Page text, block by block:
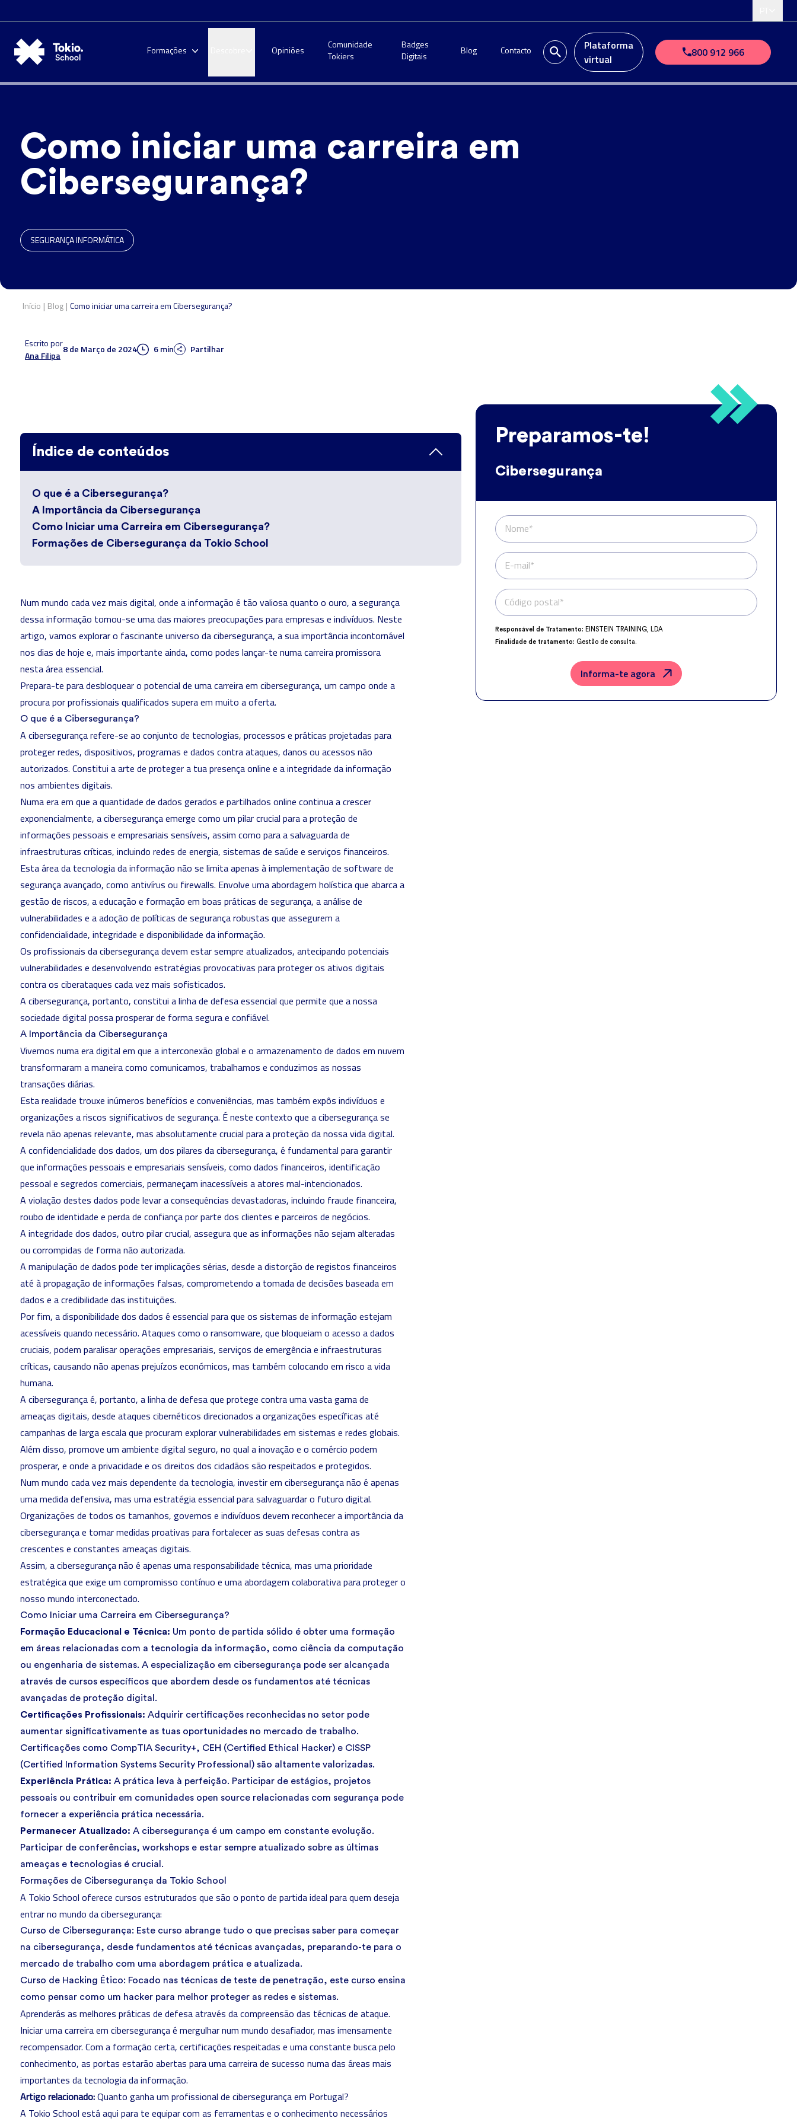
Formações Opiniões
Comunidade
Tokiers
Badges
Digitais
Blog Contacto
Plataforma
virtual
800 912 966
Como iniciar uma carreira em
Cibersegurança?
SEGURANÇA INFORMÁTICA
Início | Blog | Como iniciar uma carreira em Cibersegurança?
Escrito por
Ana Filipa
8 de Março de 2024 6 min Partilhar
Índice de conteúdos
O que é a Cibersegurança?
A Importância da Cibersegurança
Como Iniciar uma Carreira em Cibersegurança?
Formações de Cibersegurança da Tokio School
Num mundo cada vez mais digital, onde a informação é tão valiosa quanto o ouro, a segurança
dessa informação tornou-se uma das maiores preocupações para empresas e indivíduos. Neste
artigo, vamos explorar o fascinante universo da cibersegurança, a sua importância incontornável
nos dias de hoje e, mais importante ainda, como podes lançar-te numa carreira promissora
nesta área essencial.
Prepara-te para desbloquear o potencial de umacarreira em cibersegurança, um campo onde a
procura por profissionais qualificados supera em muito a oferta.
O que é a Cibersegurança?
A cibersegurançarefere-se ao conjunto de tecnologias, processos e práticas projetadas para
proteger redes, dispositivos, programas e dados contra ataques, danos ou acessos não
autorizados. Constitui a arte de proteger a tua presença online e a integridade da informação
nos ambientes digitais.
Numa era em que a quantidade de dados gerados e partilhados online continua a crescer
exponencialmente, a cibersegurança emerge como um pilar crucial para a proteção de
informações pessoais e empresariais sensíveis, assim como para a salvaguarda de
infraestruturas críticas, incluindo redes de energia, sistemas de saúde e serviços financeiros.
Esta área da tecnologia da informação não se limita apenas à implementação de software de
segurança avançado, como antivírus ou firewalls. Envolve uma abordagem holística que abarca a
gestão de riscos, a educação e formação em boas práticas de segurança, a análise de
vulnerabilidades e a adoção de políticas de segurança robustas que assegurem a
confidencialidade, integridade e disponibilidade da informação.
Os profissionais da cibersegurançadevem estar sempre atualizados, antecipando potenciais
vulnerabilidades e desenvolvendo estratégias provocativas para proteger os ativos digitais
contra os ciberataques cada vez mais sofisticados.
A cibersegurança, portanto, constitui a linha de defesa essencial que permite que a nossa
sociedade digital possa prosperar de forma segura e confiável.
A Importância da Cibersegurança
Vivemos numa era digital em que a interconexão global e o armazenamento de dados em nuvem
transformaram a maneira como comunicamos, trabalhamos e conduzimos as nossas
transações diárias.
Esta realidade trouxe inúmeros benefícios e conveniências, mas também expôs indivíduos e
organizações a riscos significativos de segurança. É neste contexto que a cibersegurança se
revela não apenas relevante, mas absolutamente crucial para a proteção da nossa vida digital.
A confidencialidade dos dados, um dos pilares da cibersegurança, é fundamental para garantir
que informações pessoais e empresariais sensíveis, como dados financeiros, identificação
pessoal e segredos comerciais, permaneçam inacessíveis a atores mal-intencionados.
A violação destes dados pode levar a consequências devastadoras, incluindo fraude financeira,
roubo de identidade e perda de confiança por parte dos clientes e parceiros de negócios.
A integridade dos dados, outro pilar crucial, assegura que as informações não sejam alteradas
ou corrompidas de forma não autorizada.
A manipulação de dados pode ter implicações sérias, desde a distorção de registos financeiros
até à propagação de informações falsas, comprometendo a tomada de decisões baseada em
dados e a credibilidade das instituições.
Por fim, a disponibilidade dos dados é essencial para que os sistemas de informação estejam
acessíveis quando necessário. Ataques como o ransomware, que bloqueiam o acesso a dados
cruciais, podem paralisar operações empresariais, serviços de emergência e infraestruturas
críticas, causando não apenas prejuízos económicos, mas também colocando em risco a vida
humana.
A cibersegurança é, portanto, a linha de defesa que protege contra uma vasta gama de
ameaças digitais, desde ataques cibernéticos direcionados a organizações específicas até
campanhas de larga escala que procuram explorar vulnerabilidades em sistemas e redes globais.
Além disso, promove um ambiente digital seguro, no qual a inovação e o comércio podem
prosperar, e onde a privacidade e os direitos dos cidadãos são respeitados e protegidos.
Num mundo cada vez mais dependente da tecnologia, investir em cibersegurança não é apenas
uma medida defensiva, mas uma estratégia essencial para salvaguardar o futuro digital.
Organizações de todos os tamanhos, governos e indivíduos devem reconhecer a importância da
cibersegurança e tomar medidas proativas para fortalecer as suas defesas contra as
crescentes e constantes ameaças digitais.
Assim, a cibersegurança não é apenas uma responsabilidade técnica, mas uma prioridade
estratégica que exige um compromisso contínuo e uma abordagem colaborativa para proteger o
nosso mundo interconectado.
Como Iniciar uma Carreira em Cibersegurança?
Formação Educacional e Técnica: Um ponto de partida sólido é obter uma formação
em áreas relacionadas com a tecnologia da informação, como ciência da computação
ou engenharia de sistemas. A especialização em cibersegurança pode ser alcançada
através de cursos específicos que abordem desde os fundamentos até técnicas
avançadas de proteção digital.
Certificações Profissionais: Adquirir certificações reconhecidas no setor pode
aumentar significativamente as tuas oportunidades no mercado de trabalho.
Certificações como CompTIA Security+, CEH (Certified Ethical Hacker) e CISSP
(Certified Information Systems Security Professional) são altamente valorizadas.
Experiência Prática: A prática leva à perfeição. Participar de estágios, projetos
pessoais ou contribuir em comunidades open source relacionadas com segurança pode
fornecer a experiência prática necessária.
Permanecer Atualizado: A cibersegurança é um campo em constante evolução.
Participar de conferências, workshops e estar sempre atualizado sobre as últimas
ameaças e tecnologias é crucial.
Formações de Cibersegurança da Tokio School
A Tokio School oferece cursos estruturados que são o ponto de partida ideal para quem deseja
entrar no mundo da cibersegurança:
Curso de Cibersegurança: Este curso abrange tudo o que precisas saber para começar
na cibersegurança, desde fundamentos até técnicas avançadas, preparando-te para o
mercado de trabalho com uma abordagem prática e atualizada.
Curso de Hacking Ético: Focado nas técnicas de teste de penetração, este curso ensina
como pensar como um hacker para melhor proteger as redes e sistemas.
Aprenderás as melhores práticas de defesa através da compreensão das técnicas de ataque.
Iniciar uma carreira em cibersegurança é mergulhar num mundo desafiador, mas imensamente
recompensador. Com a formação certa, certificações respeitadas e uma constante busca pelo
conhecimento, as portas estarão abertas para uma carreira de sucesso numa das áreas mais
importantes da tecnologia da informação.
Artigo relacionado:Quanto ganha um profissional de cibersegurança em Portugal?
A Tokio School está aqui para te equipar com as ferramentas e o conhecimento necessários
Preparamos-te!
Cibersegurança
Nome*
E-mail*
Telefone*
Código postal*
Responsável de Tratamento: EINSTEIN TRAINING, LDA
Finalidade de tratamento: Gestão de consulta.
Nenhum dado será transferido, exceto por obrigação legal.
aceder, retificar e excluir os dados, bem como outros direitos, conforme o
Política de Privacidade.
Informa-te agora